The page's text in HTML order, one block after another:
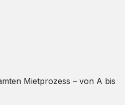
Mietprozess – von A bis